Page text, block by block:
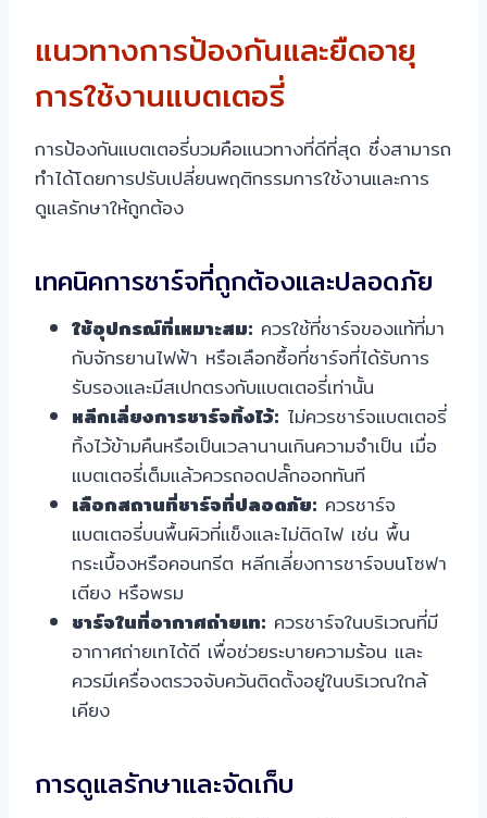
แนวทางการป้องกันและยืดอายุ
การใช้งานแบตเตอรี่
การป้องกันแบตเตอรี่บวมคือแนวทางที่ดีที่สุด ซึ่งสามารถ
ทำได้โดยการปรับเปลี่ยนพฤติกรรมการใช้งานและการ
ดูแลรักษาให้ถูกต้อง
เทคนิคการชาร์จที่ถูกต้องและปลอดภัย
ใช้อุปกรณ์ที่เหมาะสม: ควรใช้ที่ชาร์จของแท้ที่มา
กับจักรยานไฟฟ้า หรือเลือกซื้อที่ชาร์จที่ได้รับการ
รับรองและมีสเปกตรงกับแบตเตอรี่เท่านั้น
หลีกเลี่ยงการชาร์จทิ้งไว้: ไม่ควรชาร์จแบตเตอรี่
ทิ้งไว้ข้ามคืนหรือเป็นเวลานานเกินความจำเป็น เมื่อ
แบตเตอรี่เต็มแล้วควรถอดปลั๊กออกทันที
เลือกสถานที่ชาร์จที่ปลอดภัย: ควรชาร์จ
แบตเตอรี่บนพื้นผิวที่แข็งและไม่ติดไฟ เช่น พื้น
กระเบื้องหรือคอนกรีต หลีกเลี่ยงการชาร์จบนโซฟา
เตียง หรือพรม
ชาร์จในที่อากาศถ่ายเท: ควรชาร์จในบริเวณที่มี
อากาศถ่ายเทได้ดี เพื่อช่วยระบายความร้อน และ
ควรมีเครื่องตรวจจับควันติดตั้งอยู่ในบริเวณใกล้
เคียง
การดูแลรักษาและจัดเก็บ